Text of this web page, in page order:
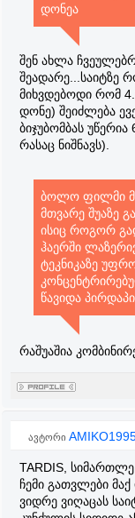
დონეა
შენ ახლა
შეადარე...საიტზე
მიხვდებოდი რომ
დონე) შეიძლება
ბიჯუბომბას
რასაც ნიშნავს).
ბოლო ფილმი
მთვარე შუაზე
ისიც როგორ
ჰაერში
ტეკნიკაზე
წავიდა
რაშუაშია
ავტორი
TARDIS,
ჩემი გათვლები მაქ
ვიდრე ვიღაცას